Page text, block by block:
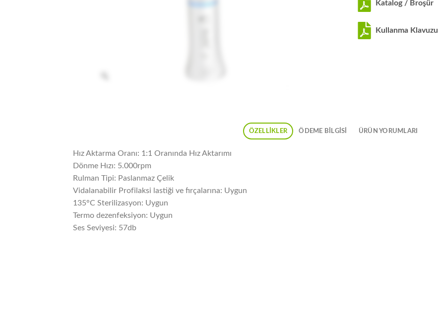
Katalog / Broşür
Kullanma Klavuzu
ÖZELLIKLER ÖDEME BİLGİSİ ÜRÜN YORUMLARI
Hız Aktarma Oranı: 1:1 Oranında Hız Aktarımı
Dönme Hızı: 5.000rpm
Rulman Tipi: Paslanmaz Çelik
Vidalanabilir Profilaksi lastiği ve fırçalarına: Uygun
135°C Sterilizasyon: Uygun
Termo dezenfeksiyon: Uygun
Ses Seviyesi: 57db